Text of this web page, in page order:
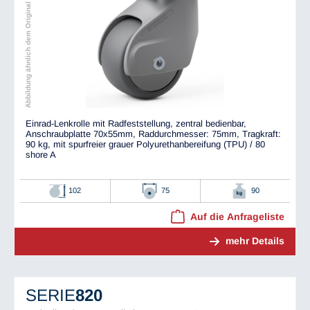
Abbildung ähnlich dem Original
Einrad-Lenkrolle mit Radfeststellung, zentral bedienbar,
Anschraubplatte 70x55mm, Raddurchmesser: 75mm, Tragkraft:
90 kg, mit spurfreier grauer Polyurethanbereifung (TPU) / 80
shore A
102 75 90
Auf die Anfrageliste
mehr Details
SERIE820